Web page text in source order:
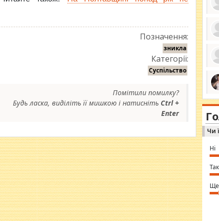
Позначення:
зникла
Категорії:
Суспільство
Помітили помилку?
Будь ласка, виділіть її мишкою і натисніть Ctrl +
Enter
за
ми
in
⇒
Чи
Ні
Так
Ще